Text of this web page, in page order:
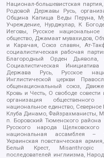
Национал-большевистская
Родовой Державы Русь,
Община Капища Веды Перуна,
Учреждение, Нурджулар, К
Иеговы, Русское национальное
общество, Джамаат мувахидов,
и Карачая, Союз славян, Ат-
социалистическая рабочая
Благородный Орден
Социалистическая
Держава Русь, Русское
Инглистической церкви
общенациональный союз,
Кровь и Честь, О свободе
организация
национальное единство, Северное
Клуба Динамо, Файзрахманисты,
п. Боровский Тюменского
Русского народа
национальная ассамблея –
Украинская повстанческая
Белый Крест, Misanthropic
последователей инглиизма,